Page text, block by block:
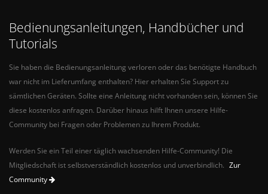
Bedienungsanleitungen, Handbücher und
Tutorials
Sie haben die Bedienungsanleitung verloren oder das benötigte Handbuch
war nicht im Lieferumfang enthalten? Hier erhalten Sie Support zu
sämtlichen Geräten. Sollte eine Anleitung nicht vorhanden sein, können Sie
diese kostenlos anfragen. Darüber hinaus hilft Ihnen unsere Hilfe-
Community bei Fragen oder Problemen zu Ihrem Produkt.
Werden Sie ein Teil einer täglich wachsenden Hilfe-Community! Die
Mitgliedschaft ist selbstverständlich kostenlos und unverbindlich. Zur
Community